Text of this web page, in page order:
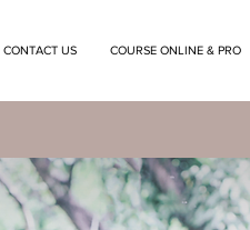
CONTACT US COURSE ONLINE & PRO